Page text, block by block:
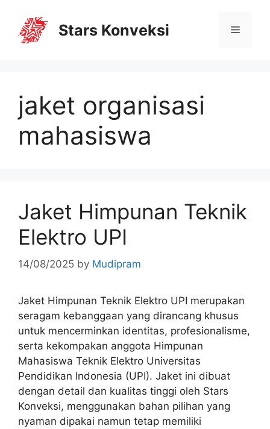
Stars Konveksi
jaket organisasi
mahasiswa
Jaket Himpunan Teknik
Elektro UPI
14/08/2025 by Mudipram
Jaket Himpunan Teknik Elektro UPI merupakan
seragam kebanggaan yang dirancang khusus
untuk mencerminkan identitas, profesionalisme,
serta kekompakan anggota Himpunan
Mahasiswa Teknik Elektro Universitas
Pendidikan Indonesia (UPI). Jaket ini dibuat
dengan detail dan kualitas tinggi oleh Stars
Konveksi, menggunakan bahan pilihan yang
nyaman dipakai namun tetap memiliki